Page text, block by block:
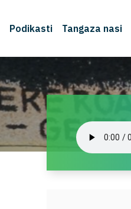
Podikasti Tangaza nasi